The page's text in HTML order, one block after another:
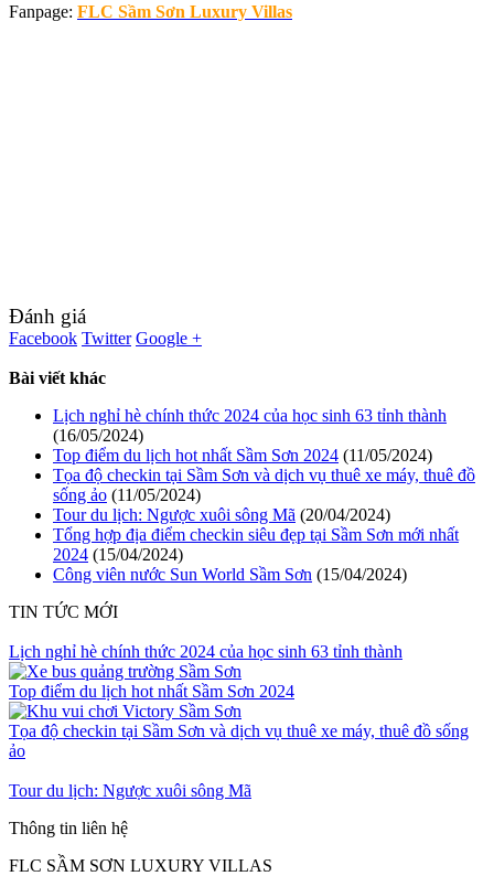
Fanpage: FLC Sầm Sơn Luxury Villas
Đánh giá
Facebook Twitter Google +
Bài viết khác
Lịch nghỉ hè chính thức 2024 của học sinh 63 tỉnh thành
(16/05/2024)
Top điểm du lịch hot nhất Sầm Sơn 2024 (11/05/2024)
Tọa độ checkin tại Sầm Sơn và dịch vụ thuê xe máy, thuê đồ
sống ảo (11/05/2024)
Tour du lịch: Ngược xuôi sông Mã (20/04/2024)
Tổng hợp địa điểm checkin siêu đẹp tại Sầm Sơn mới nhất
2024 (15/04/2024)
Công viên nước Sun World Sầm Sơn (15/04/2024)
TIN TỨC MỚI
Lịch nghỉ hè chính thức 2024 của học sinh 63 tỉnh thành
Top điểm du lịch hot nhất Sầm Sơn 2024
Tọa độ checkin tại Sầm Sơn và dịch vụ thuê xe máy, thuê đồ sống
ảo
Tour du lịch: Ngược xuôi sông Mã
Thông tin liên hệ
FLC SẦM SƠN LUXURY VILLAS